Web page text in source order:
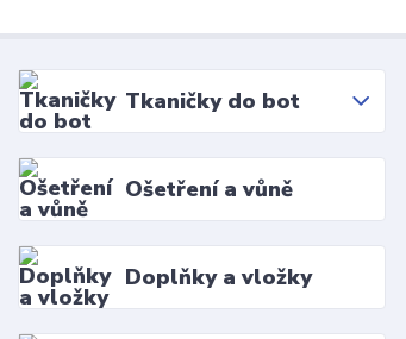
Tkaničky do bot
Ošetření a vůně
Doplňky a vložky